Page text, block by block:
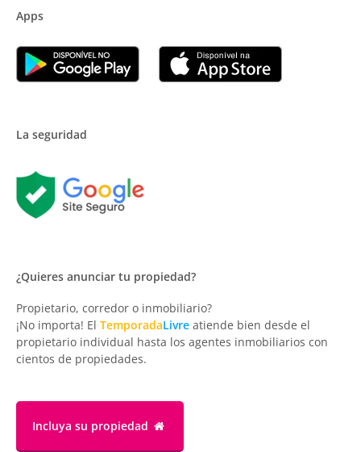
Apps
La seguridad
¿Quieres anunciar tu propiedad?
Propietario, corredor o inmobiliario?
¡No importa! El TemporadaLivre atiende bien desde el
propietario individual hasta los agentes inmobiliarios con
cientos de propiedades.
Incluya su propiedad